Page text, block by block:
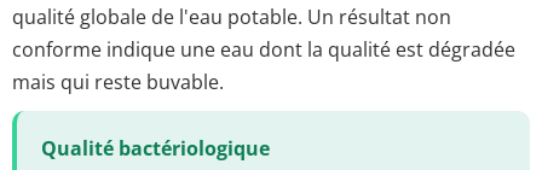
qualité globale de l'eau potable. Un résultat non
conforme indique une eau dont la qualité est dégradée
mais qui reste buvable.
Qualité bactériologique